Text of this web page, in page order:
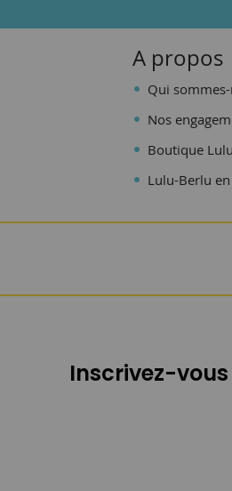
A propos
Qui
Nos
Boutique
Lulu-Berlu
Inscrivez-